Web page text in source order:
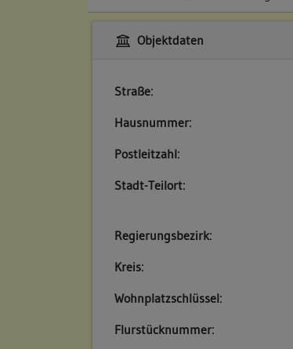
Objektdaten
Straße:
Hausnummer:
Postleitzahl:
Stadt-Teilort:
Regierungsbezirk:
Kreis:
Wohnplatzschlüssel:
Flurstücknummer: